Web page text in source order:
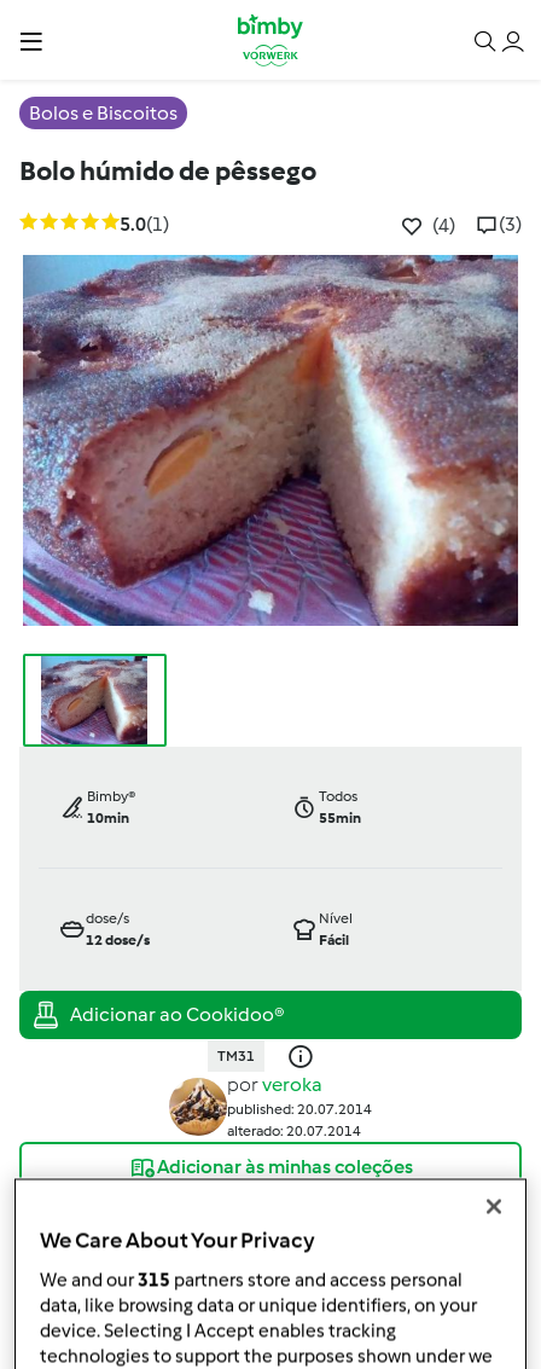
Bolos e Biscoitos
Bolo húmido de pêssego
5.0(1) (4) (3)
Bimby®
10min
Todos
55min
dose/s
12dose/s
Nível
Fácil
TM31
porveroka
published: 20.07.2014
alterado: 20.07.2014
Adicionar às minhas coleções
Criar uma variante
We Care About Your Privacy
We and our315 partners store and access personal
data, like browsing data or unique identifiers, on your
device. Selecting I Accept enables tracking
technologies to support the purposes shown under we